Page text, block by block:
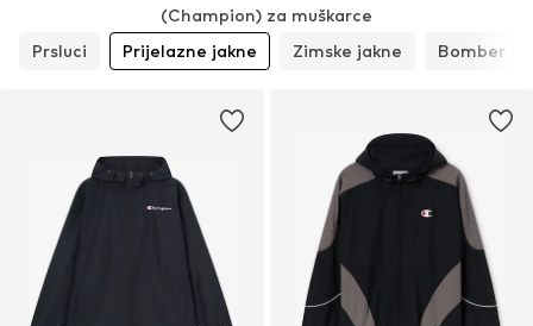
(Champion) za muškarce
Prsluci
Prijelazne jakne Zimske jakne Bomber